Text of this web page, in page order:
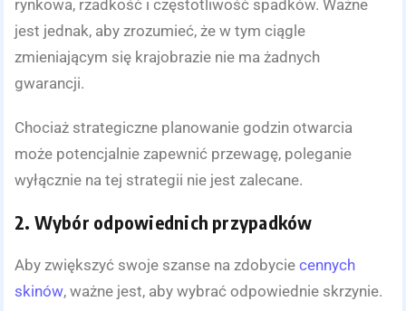
rynkowa, rzadkość i częstotliwość spadków. Ważne
jest jednak, aby zrozumieć, że w tym ciągle
zmieniającym się krajobrazie nie ma żadnych
gwarancji.
Chociaż strategiczne planowanie godzin otwarcia
może potencjalnie zapewnić przewagę, poleganie
wyłącznie na tej strategii nie jest zalecane.
2. Wybór odpowiednich przypadków
Aby zwiększyć swoje szanse na zdobycie cennych
skinów, ważne jest, aby wybrać odpowiednie skrzynie.